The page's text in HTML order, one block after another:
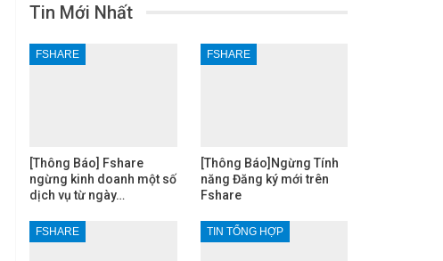
Tin Mới Nhất
FSHARE
[Thông Báo] Fshare
ngừng kinh doanh một số
dịch vụ từ ngày…
FSHARE
[Thông Báo]Ngừng Tính
năng Đăng ký mới trên
Fshare
FSHARE TIN TỔNG HỢP